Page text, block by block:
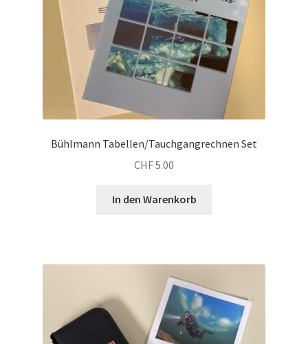
Bühlmann Tabellen/Tauchgangrechnen Set
CHF5.00
In den Warenkorb